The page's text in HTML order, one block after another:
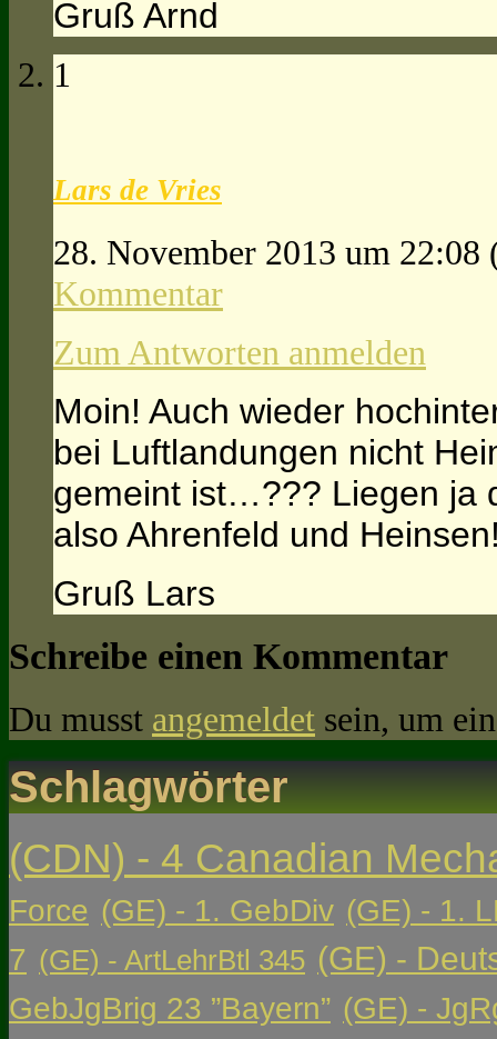
Gruß Arnd
1
Lars de Vries
28. November 2013 um 22:08
Kommentar
Zum Antworten anmelden
Moin! Auch wieder
bei Luftlandungen nicht
gemeint ist…??? Liegen
also Ahrenfeld und
Gruß Lars
Schreibe einen Kommentar
Du musst angemeldet sein, um
Schlagwörter
(CDN) - 4 Canadian
Force (GE) - 1. GebDiv (GE) - 1.
7 (GE) - ArtLehrBtl 345 (GE) -
GebJgBrig 23 ”Bayern” (GE) -